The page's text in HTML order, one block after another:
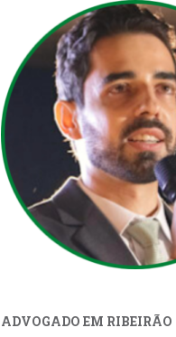
ADVOGADO EM RIBEIRÃO